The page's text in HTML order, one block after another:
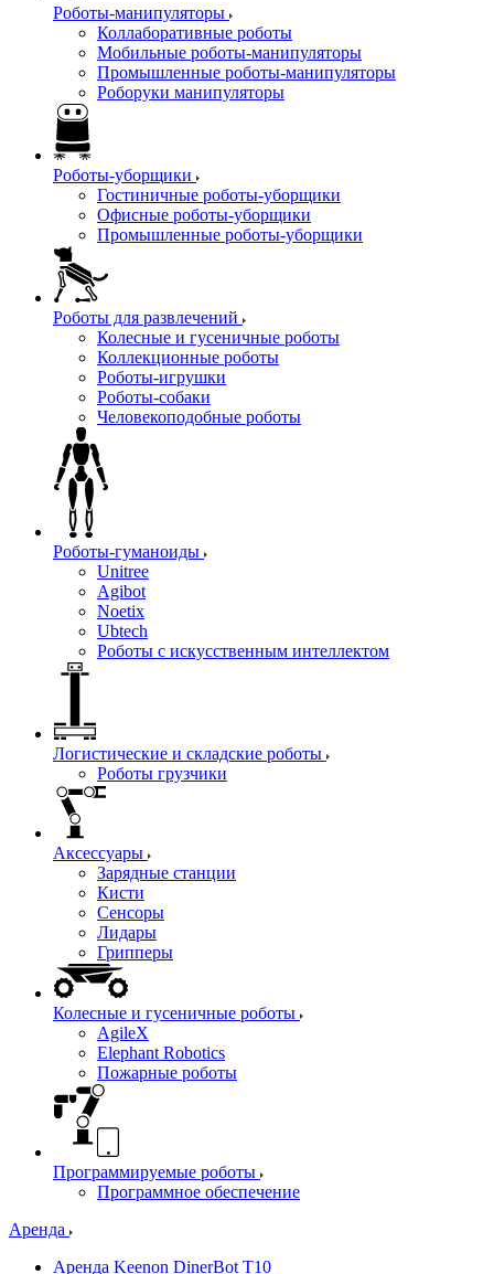
Роботы-манипуляторы
Коллаборативные роботы
Мобильные роботы-манипуляторы
Промышленные роботы-манипуляторы
Роборуки манипуляторы
Роботы-уборщики
Гостиничные роботы-уборщики
Офисные роботы-уборщики
Промышленные роботы-уборщики
Роботы для развлечений
Колесные и гусеничные роботы
Коллекционные роботы
Роботы-игрушки
Роботы-собаки
Человекоподобные роботы
Роботы-гуманоиды
Unitree
Agibot
Noetix
Ubtech
Роботы с искусственным интеллектом
Логистические и складские роботы
Роботы грузчики
Аксессуары
Зарядные станции
Кисти
Сенсоры
Лидары
Грипперы
Колесные и гусеничные роботы
AgileX
Elephant Robotics
Пожарные роботы
Программируемые роботы
Программное обеспечение
Аренда
Аренда Keenon DinerBot T10